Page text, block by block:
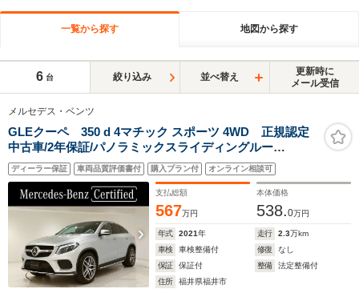
一覧から探す 地図から探す
6 台 絞り込み 並べ替え
更新時に
メール受信
メルセデス・ベンツ
GLEクーペ 350 d 4マチック スポーツ 4WD 正規認定
中古車/2年保証/パノラミックスライディングルー
フ/harmankardon/本革シート/全席シートヒーター/レーダ
ーセーフティパッケージ/アダプティブクルーズコントロ
ール/360°カメラ/アンビエントライト/ETC
ディーラー保証 車両品質評価書付 購入プラン付 オンライン相談可
支払総額
567万円
本体価格
538.0万円
年式 2021年 走行 2.3万km
車検
車検整備付 修復
なし
保証
保証付 整備
法定整備付
住所
福井県福井市